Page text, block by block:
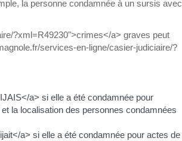
la personne condamnée à un sursis avec
?xml=R49230">crimes</a> graves peut
services-en-ligne/casier-judiciaire/?
a> si elle a été condamnée pour
la localisation des personnes condamnées
a> si elle a été condamnée pour actes de